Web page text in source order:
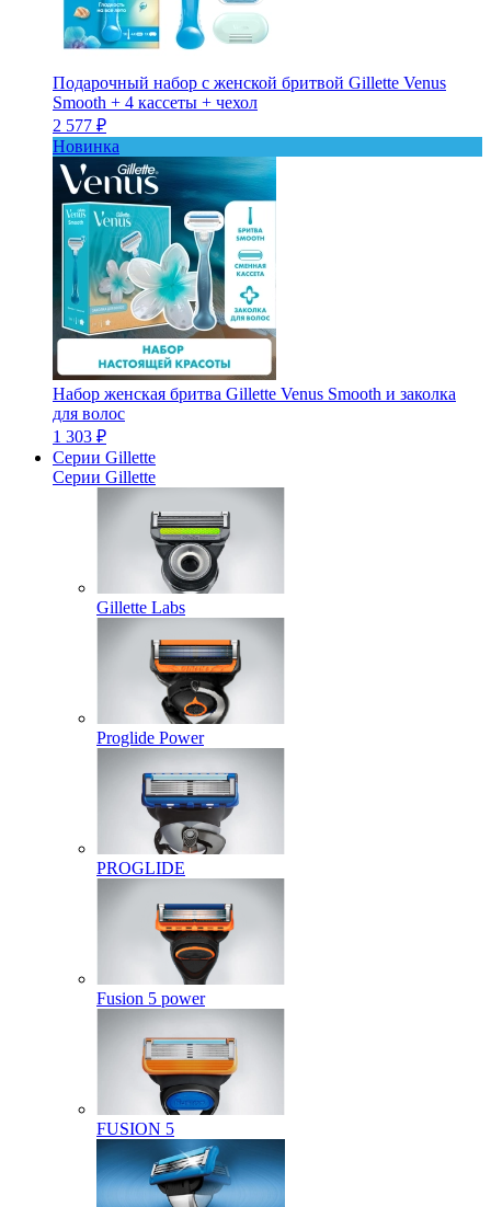
Подарочный набор с женской бритвой Gillette Venus
Smooth + 4 кассеты + чехол
2 577 ₽
Новинка
Набор женская бритва Gillette Venus Smooth и заколка
для волос
1 303 ₽
Серии Gillette
Серии Gillette
Gillette Labs
Proglide Power
PROGLIDE
Fusion 5 power
FUSION 5